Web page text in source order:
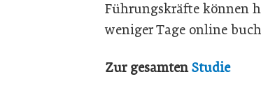
Führungskräfte können
weniger Tage online
Zur gesamtenStudie